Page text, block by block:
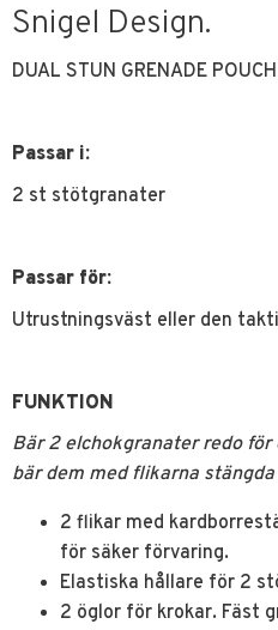
Snigel Design.
DUAL STUN GRENADE POUCH
Passar i:
2 st stötgranater
Passar för:
Utrustningsväst eller den
FUNKTION
Bär 2 elchokgranater redo
bär dem med flikarna
2 flikar med
för säker förvaring.
Elastiska hållare för 2
2 öglor för krokar. Fäst